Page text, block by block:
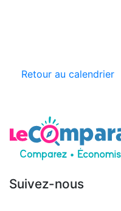
Retour au calendrier
Suivez-nous